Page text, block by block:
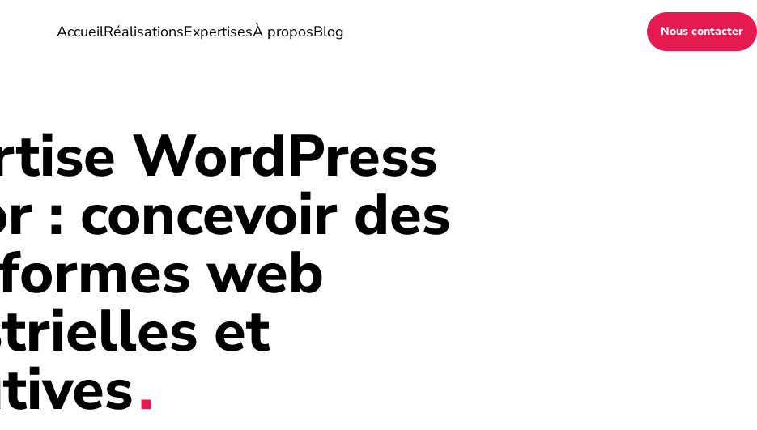
AccueilRéalisationsExpertisesÀ proposBlog Nous contacter
WordPress
: concevoir des
web
et